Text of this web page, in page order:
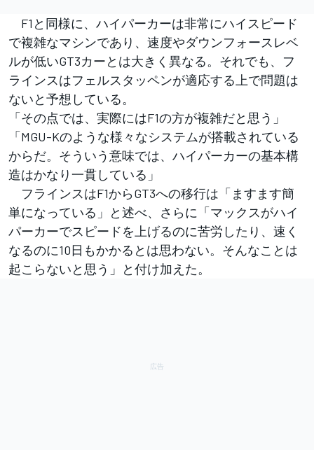
F1と同様に、ハイパーカーは非常にハイスピード
で複雑なマシンであり、速度やダウンフォースレベ
ルが低いGT3カーとは大きく異なる。それでも、フ
ラインスはフェルスタッペンが適応する上で問題は
ないと予想している。
「その点では、実際にはF1の方が複雑だと思う」
「MGU-Kのような様々なシステムが搭載されている
からだ。そういう意味では、ハイパーカーの基本構
造はかなり一貫している」
フラインスはF1からGT3への移行は「ますます簡
単になっている」と述べ、さらに「マックスがハイ
パーカーでスピードを上げるのに苦労したり、速く
なるのに10日もかかるとは思わない。そんなことは
起こらないと思う」と付け加えた。